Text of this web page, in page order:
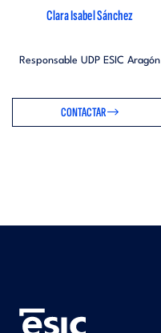
Clara Isabel Sánchez
Responsable UDP ESIC Aragón
CONTACTAR